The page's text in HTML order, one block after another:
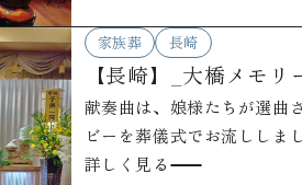
家族葬 長崎
【長崎】_大橋メモリ
献奏曲は、娘様たちが選曲
ビーを葬儀式でお流ししま
詳しく見る